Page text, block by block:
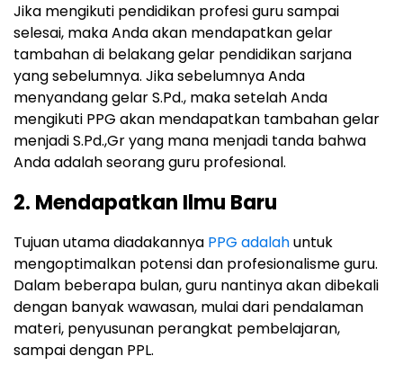
Jika mengikuti pendidikan profesi guru sampai
selesai, maka Anda akan mendapatkan gelar
tambahan di belakang gelar pendidikan sarjana
yang sebelumnya. Jika sebelumnya Anda
menyandang gelar S.Pd., maka setelah Anda
mengikuti PPG akan mendapatkan tambahan gelar
menjadi S.Pd.,Gr yang mana menjadi tanda bahwa
Anda adalah seorang guru profesional.
2. Mendapatkan Ilmu Baru
Tujuan utama diadakannya PPG adalahuntuk
mengoptimalkan potensi dan profesionalisme guru.
Dalam beberapa bulan, guru nantinya akan dibekali
dengan banyak wawasan, mulai dari pendalaman
materi, penyusunan perangkat pembelajaran,
sampai dengan PPL.